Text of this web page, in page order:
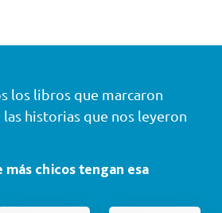
los libros que marcaron
historias que nos leyeron
más chicos tengan esa